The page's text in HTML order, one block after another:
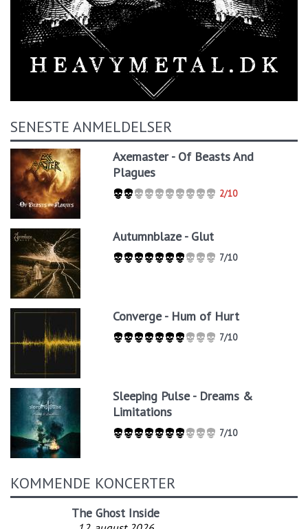
SENESTE ANMELDELSER
Axemaster - Of Beasts And
Plagues
2/10
Autumnblaze - Glut
7/10
Converge - Hum of Hurt
7/10
Sleeping Pulse - Dreams &
Limitations
7/10
KOMMENDE KONCERTER
The Ghost Inside